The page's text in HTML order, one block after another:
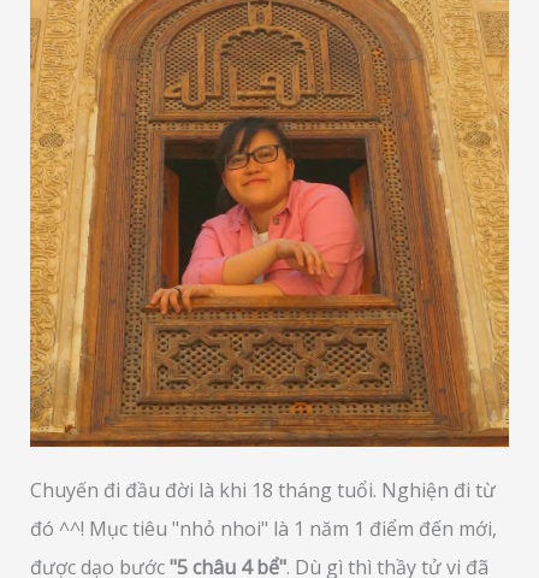
Chuyến đi đầu đời là khi 18 tháng tuổi. Nghiện đi từ
đó ^^! Mục tiêu "nhỏ nhoi" là 1 năm 1 điểm đến mới,
được dạo bước"5 châu 4 bể". Dù gì thì thầy tử vi đã